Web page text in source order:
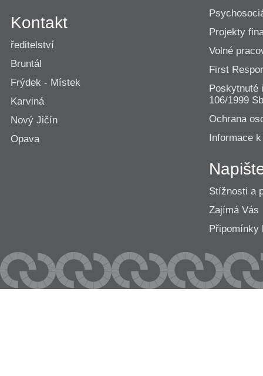
Kontakt
ředitelství
Bruntál
Frýdek - Místek
Karviná
Nový Jičín
Opava
Projekty
Volné
First
Poskytnuté
106/1999
Ochrana
Informace
Stížnosti a
Zajímá Vás
Připomínky